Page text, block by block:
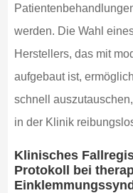
werden. Die Wahl
Herstellers, das mit
aufgebaut ist,
schnell
in der Klinik
Klinisches
Protokoll bei